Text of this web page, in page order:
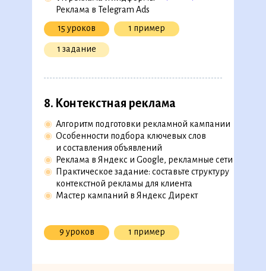
9 уроков 1 пример
◉
◉
◉
◉
◉
Алгоритм подготовки рекламной кампании
Особенности подбора ключевых слов
и составления объявлений
Реклама в Яндекс и Google, рекламные сети
Практическое задание: составьте структуру
контекстной рекламы для клиента
Мастер кампаний в Яндекс Директ
8. Контекстная реклама
15 уроков 1 пример
1 задание
Реклама в Telegram Ads
6. Таргетированная реклама
скоро на платформе
скоро на платформе
Создание рекламного кабинета
ВКонтакте
Обзор рекламного кабинета ВКонтакте
Воркшоп: запуск таргетированной
рекламы
Бизнес-кейс: оцените эффективность
рекламных кампаний
VK реклама и лидформы
◉
◉
◉
◉
◉
15 уроков 4 кейса
3 задания